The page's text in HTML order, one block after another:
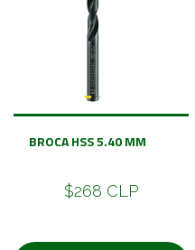
BROCA HSS 5.40 MM
$268 CLP